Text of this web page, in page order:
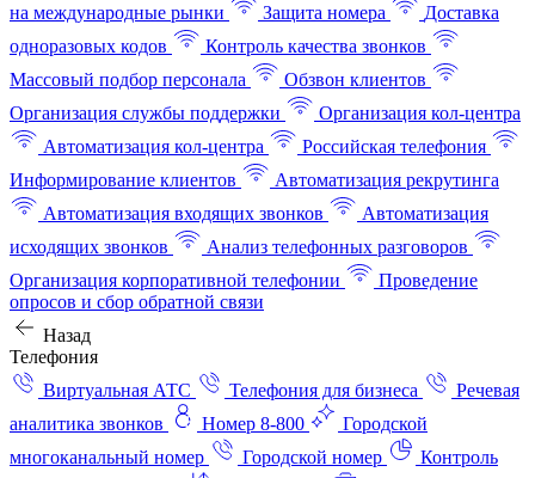
на международные рынки
Защита номера
Доставка
одноразовых кодов
Контроль качества звонков
Массовый подбор персонала
Обзвон клиентов
Организация службы поддержки
Организация кол-центра
Автоматизация кол-центра
Российская телефония
Информирование клиентов
Автоматизация рекрутинга
Автоматизация входящих звонков
Автоматизация
исходящих звонков
Анализ телефонных разговоров
Организация корпоративной телефонии
Проведение
опросов и сбор обратной связи
Назад
Телефония
Виртуальная АТС
Телефония для бизнеса
Речевая
аналитика звонков
Номер 8-800
Городской
многоканальный номер
Городской номер
Контроль